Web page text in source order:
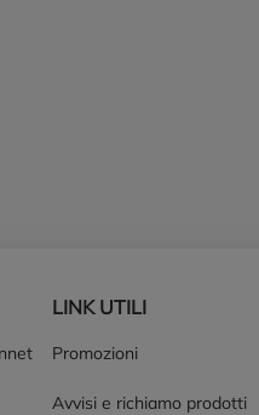
LINK UTILI
Promozioni
Avvisi e richiamo prodotti